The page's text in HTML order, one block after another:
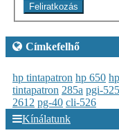
Feliratkozás
Címkefelhő
hp tintapatron hp 650
tintapatron 285a pgi-525
2612 pg-40 cli-526
Kínálatunk